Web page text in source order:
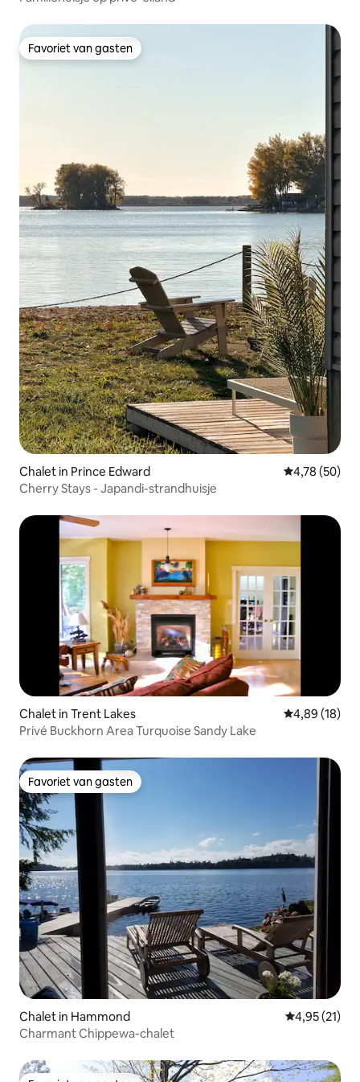
Favoriet van gasten
Favoriet van gasten
Chalet in Prince Edward Gemiddelde
4,78 (50)
Cherry Stays - Japandi-strandhuisje
Chalet in Trent Lakes Gemiddelde
4,89 (18)
Privé Buckhorn Area Turquoise Sandy Lake
Favoriet van gasten
Favoriet van gasten
Chalet in Hammond Gemiddelde
4,95 (21)
Charmant Chippewa-chalet